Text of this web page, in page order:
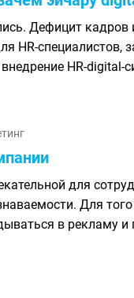
Дефицит кадров
HR-
HR-digital-
для
Для
в рекламу и